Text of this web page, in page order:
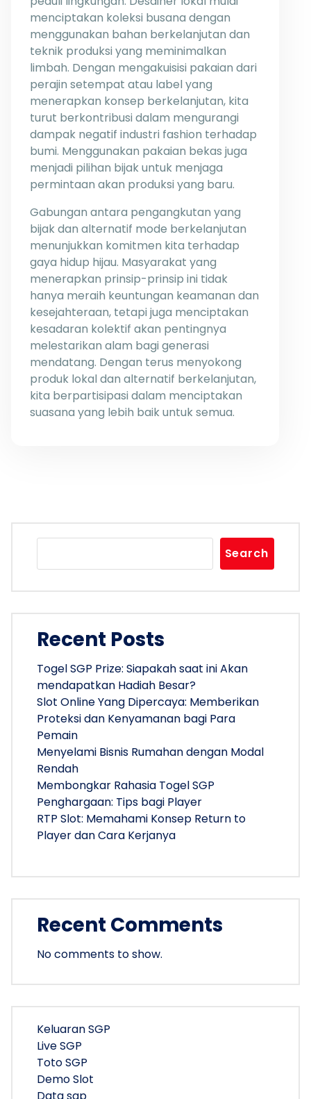
menciptakan koleksi busana dengan
menggunakan bahan berkelanjutan dan
teknik produksi yang meminimalkan
limbah. Dengan mengakuisisi pakaian dari
perajin setempat atau label yang
menerapkan konsep berkelanjutan, kita
turut berkontribusi dalam mengurangi
dampak negatif industri fashion terhadap
bumi. Menggunakan pakaian bekas juga
menjadi pilihan bijak untuk menjaga
permintaan akan produksi yang baru.
Gabungan antara pengangkutan yang
bijak dan alternatif mode berkelanjutan
menunjukkan komitmen kita terhadap
gaya hidup hijau. Masyarakat yang
menerapkan prinsip-prinsip ini tidak
hanya meraih keuntungan keamanan dan
kesejahteraan, tetapi juga menciptakan
kesadaran kolektif akan pentingnya
melestarikan alam bagi generasi
mendatang. Dengan terus menyokong
produk lokal dan alternatif berkelanjutan,
kita berpartisipasi dalam menciptakan
suasana yang lebih baik untuk semua.
Search
Recent Posts
Togel SGP Prize: Siapakah saat ini Akan
mendapatkan Hadiah Besar?
Slot Online Yang Dipercaya: Memberikan
Proteksi dan Kenyamanan bagi Para
Pemain
Menyelami Bisnis Rumahan dengan Modal
Rendah
Membongkar Rahasia Togel SGP
Penghargaan: Tips bagi Player
RTP Slot: Memahami Konsep Return to
Player dan Cara Kerjanya
Recent Comments
No comments to show.
Keluaran SGP
Live SGP
Toto SGP
Demo Slot